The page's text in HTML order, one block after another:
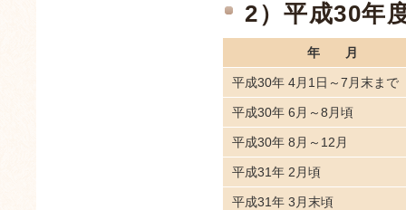
2）平成30年
年月
平成30年 4月1日～7月末まで
平成30年 6月～8月頃
平成30年 8月～12月
平成31年 2月頃
平成31年 3月末頃